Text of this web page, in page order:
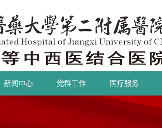
新闻中心 党群工作 医疗服务